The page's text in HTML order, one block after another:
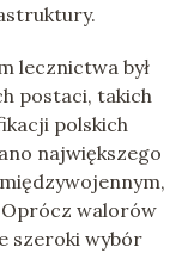
lecznictwa był
postaci, takich
polskich
największego
Oprócz walorów
szeroki wybór